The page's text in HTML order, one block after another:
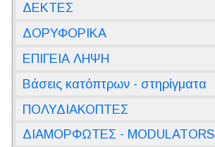
ΔΕΚΤΕΣ
ΔΟΡΥΦΟΡΙΚΑ
ΕΠΙΓΕΙΑ ΛΗΨΗ
Βάσεις κατόπτρων - στηρίγματα
ΠΟΛΥΔΙΑΚΟΠΤΕΣ
ΔΙΑΜΟΡΦΩΤΕΣ - MODULATORS